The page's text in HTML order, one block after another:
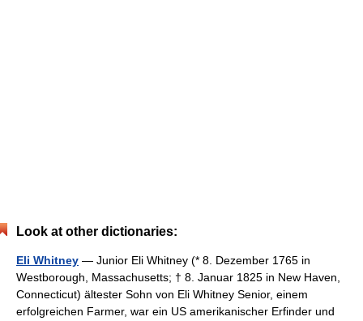
Look at other dictionaries:
Eli Whitney — Junior Eli Whitney (* 8. Dezember 1765 in
Westborough, Massachusetts; † 8. Januar 1825 in New Haven,
Connecticut) ältester Sohn von Eli Whitney Senior, einem
erfolgreichen Farmer, war ein US amerikanischer Erfinder und